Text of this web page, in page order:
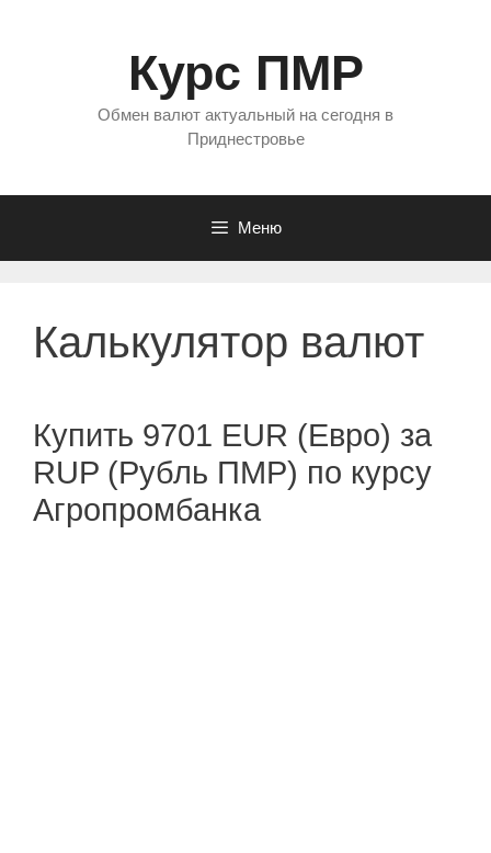
Курс ПМР
Обмен валют актуальный на сегодня в
Приднестровье
Меню
Калькулятор валют
Купить 9701 EUR (Евро) за
RUP (Рубль ПМР) по курсу
Агропромбанка